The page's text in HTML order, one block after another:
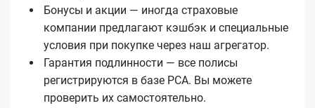
Бонусы и акции — иногда страховые
компании предлагают кэшбэк и специальные
условия при покупке через наш агрегатор.
Гарантия подлинности — все полисы
регистрируются в базе РСА. Вы можете
проверить их самостоятельно.